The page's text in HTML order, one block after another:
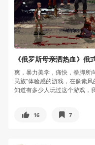
《俄罗斯母亲洒热血》俄
爽，暴力美学，痛快，拳脚所
民族”体验感的游戏，在像素
知道有多少人玩过这个游戏，
16 7